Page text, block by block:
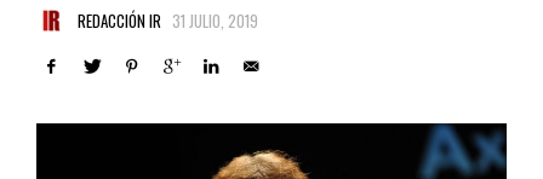
REDACCIÓN IR 31 JULIO, 2019